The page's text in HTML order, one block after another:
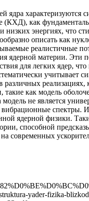
ядра
как
низких энергиях, что
описать как
реалистичные
ядерной материи.
для легких ядер,
различных
как модель
не является
спектры.
ядерной физики.
способной
современных
yader-fizika-